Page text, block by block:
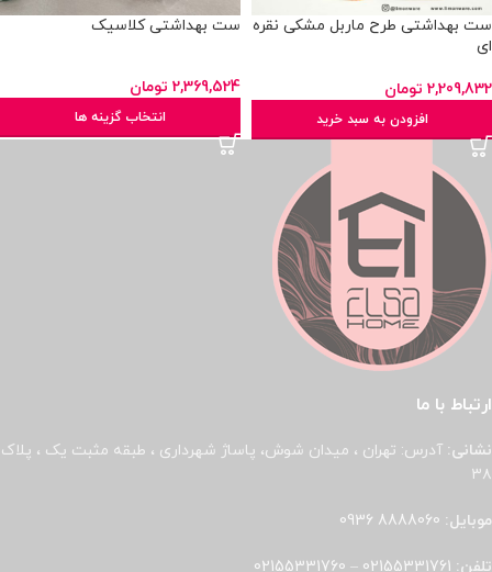
ست بهداشتی طرح ماربل مشکی نقره
ای
2,209,832 تومان
افزودن به سبد خرید
ست بهداشتی کلاسیک
2,369,524 تومان
انتخاب گزینه ها
ارتباط با ما
نشانی: آدرس: تهران ، میدان شوش، پاساژ شهرداری ، طبقه مثبت یک ، پلاک
۳۸
موبایل: 8888060 0936
تلفن: 02155331761
–
02155331760